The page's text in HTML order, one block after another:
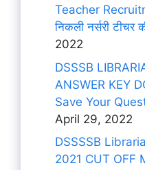
Teacher
निकली नर्सरी टीचर
2022
DSSSB
ANSWER KEY
Save Your
April 29, 2022
DSSSSB
2021 CUT OFF